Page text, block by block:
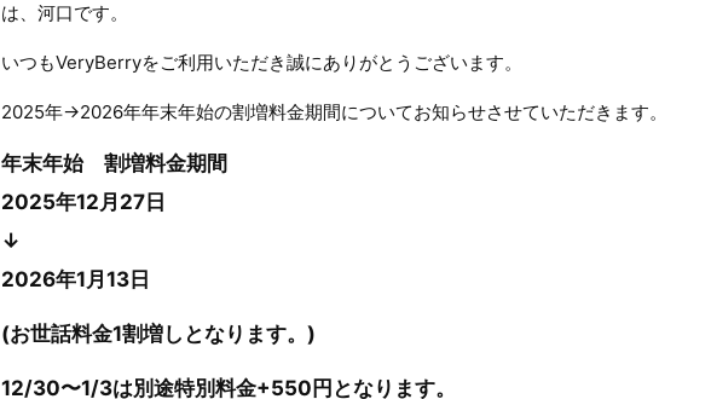
は、河口です。
いつもVeryBerryをご利用いただき誠にありがとうございます。
2025年→2026年年末年始の割増料金期間についてお知らせさせていただきます。
年末年始 割増料金期間
2025年12月27日
↓
2026年1月13日
(お世話料金1割増しとなります。)
12/30〜1/3は別途特別料金+550円となります。